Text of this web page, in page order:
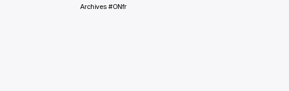
Archives #ONfr